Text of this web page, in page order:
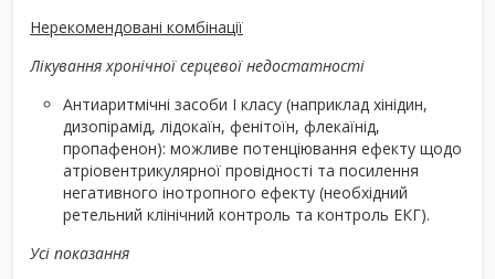
Нерекомендовані комбінації
Лікування хронічної серцевої недостатності
Антиаритмічні засоби І класу (наприклад хінідин,
дизопірамід, лідокаїн, фенітоїн, флекаїнід,
пропафенон): можливе потенціювання ефекту щодо
атріовентрикулярної провідності та посилення
негативного інотропного ефекту (необхідний
ретельний клінічний контроль та контроль ЕКГ).
Усі показання